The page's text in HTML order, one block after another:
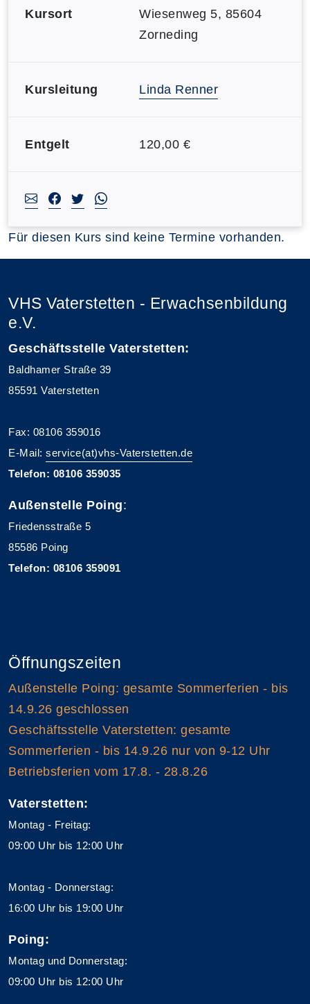
Kursort
Wiesenweg 5, 85604
Zorneding
Kursleitung Linda Renner
Entgelt 120,00 €
Für diesen Kurs sind keine Termine vorhanden.
VHS Vaterstetten - Erwachsenbildung
e.V.
Geschäftsstelle Vaterstetten:
Baldhamer Straße 39
85591 Vaterstetten
Fax: 08106 359016
E-Mail: service(at)vhs-Vaterstetten.de
Telefon: 08106 359035
Außenstelle Poing:
Friedensstraße 5
85586 Poing
Telefon: 08106 359091
Öffnungszeiten
Außenstelle Poing: gesamte Sommerferien - bis
14.9.26 geschlossen
Geschäftsstelle Vaterstetten: gesamte
Sommerferien - bis 14.9.26 nur von 9-12 Uhr
Betriebsferien vom 17.8. - 28.8.26
Vaterstetten:
Montag - Freitag:
09:00 Uhr bis 12:00 Uhr
Montag - Donnerstag:
16:00 Uhr bis 19:00 Uhr
Poing:
Montag und Donnerstag:
09:00 Uhr bis 12:00 Uhr